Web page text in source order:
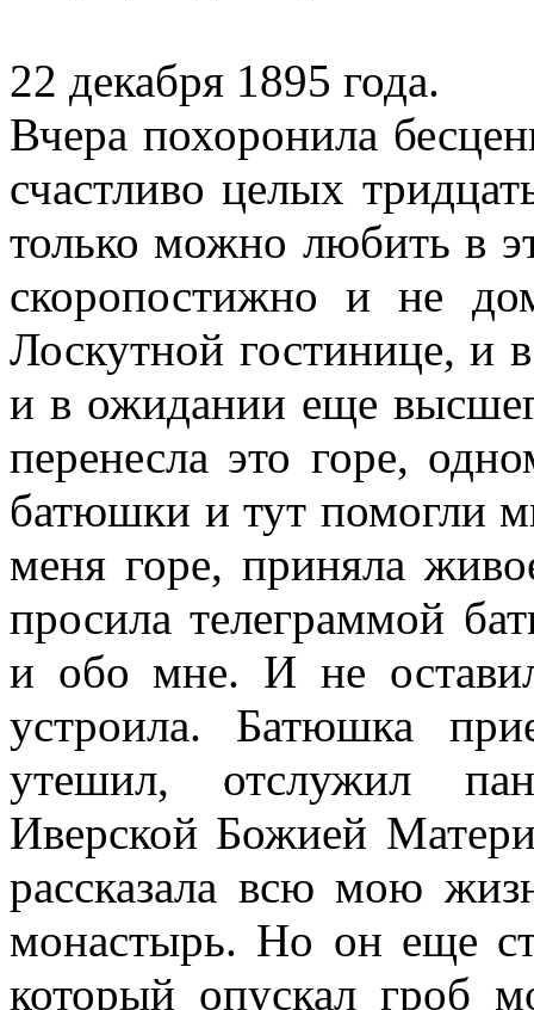
22 декабря 1895 года.
Вчера похоронила
счастливо целых
только можно любить в
скоропостижно и не
Лоскутной гостинице, и
и в ожидании еще
перенесла это горе,
батюшки и тут помогли
меня горе, приняла
просила телеграммой
и обо мне. И не
устроила. Батюшка
утешил, отслужил
Иверской Божией
рассказала всю мою
монастырь. Но он еще
который опускал гроб